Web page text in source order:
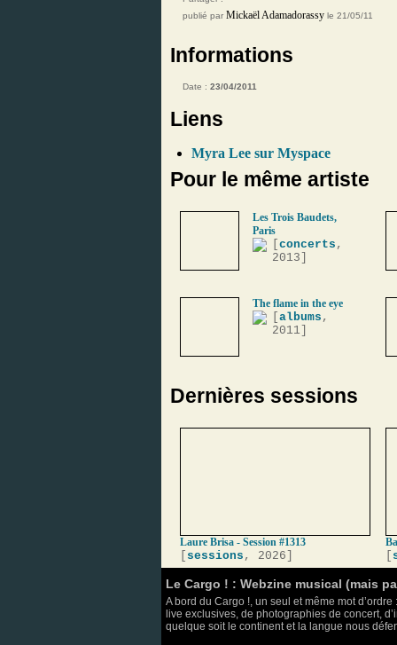
publié par Mickaël Adamadorassy le 21/05/11
Informations
Date : 23/04/2011
Liens
Myra Lee sur Myspace
Pour le même artiste
Les Trois Baudets,
Paris
concerts ,
2013]
The flame in the eye
albums ,
2011]
Dernières sessions
Laure Brisa - Session #1313
sessions , 2026]
Le Cargo ! : Webzine musical (mais
A bord du Cargo !, un seul et même mot
live exclusives, de photographies de concert,
quelque soit le continent et la langue nous